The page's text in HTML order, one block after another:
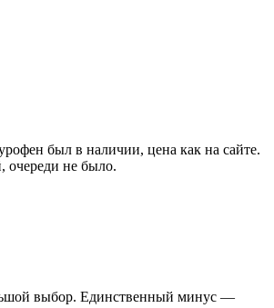
был в наличии, цена как на сайте.
очереди не было.
выбор. Единственный минус —